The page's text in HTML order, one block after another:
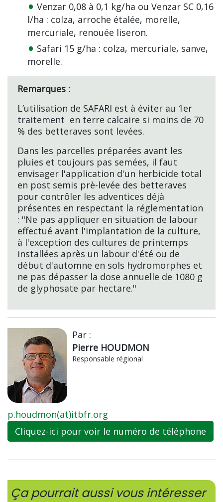
Venzar 0,08 à 0,1 kg/ha ou Venzar SC 0,16
l/ha : colza, arroche étalée, morelle,
mercuriale, renouée liseron.
Safari 15 g/ha : colza, mercuriale, sanve,
morelle.
Remarques :
L’utilisation de SAFARI est à éviter au 1er
traitement en terre calcaire si moins de 70
% des betteraves sont levées.
Dans les parcelles préparées avant les
pluies et toujours pas semées, il faut
envisager l'application d'un herbicide total
en post semis prè-levée des betteraves
pour contrôler les adventices déjà
présentes en respectant la réglementation
: "Ne pas appliquer en situation de labour
effectué avant l'implantation de la culture,
à l'exception des cultures de printemps
installées après un labour d'été ou de
début d'automne en sols hydromorphes et
ne pas dépasser la dose annuelle de 1080 g
de glyphosate par hectare."
Par :
Pierre HOUDMON
Responsable régional
p.houdmon(at)itbfr.org
Cliquez-ici pour voir le numéro de téléphone
Ça pourrait aussi vous intéresser